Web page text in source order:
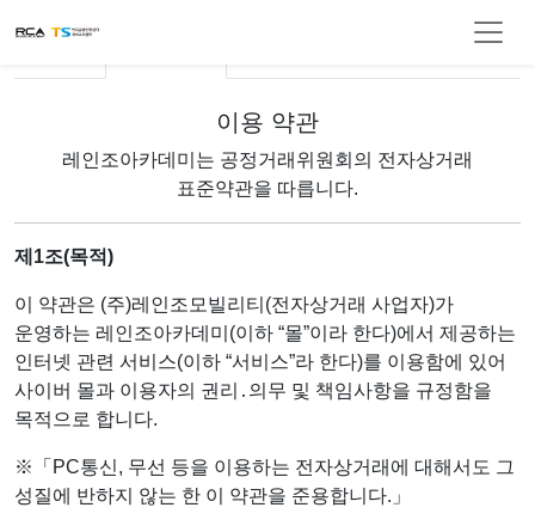
이용 약관
레인조아카데미는 공정거래위원회의 전자상거래
표준약관을 따릅니다.
제1조(목적)
이 약관은 (주)레인조모빌리티(전자상거래 사업자)가
운영하는 레인조아카데미(이하 “몰”이라 한다)에서 제공하는
인터넷 관련 서비스(이하 “서비스”라 한다)를 이용함에 있어
사이버 몰과 이용자의 권리․의무 및 책임사항을 규정함을
목적으로 합니다.
※「PC통신, 무선 등을 이용하는 전자상거래에 대해서도 그
성질에 반하지 않는 한 이 약관을 준용합니다.」